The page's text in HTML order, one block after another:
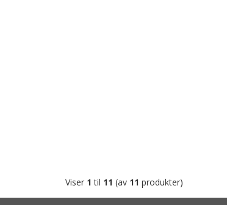
Viser 1 til 11 (av 11 produkter)